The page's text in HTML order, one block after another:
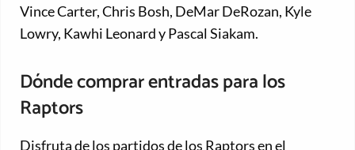
Vince Carter, Chris Bosh, DeMar DeRozan, Kyle
Lowry, Kawhi Leonard y Pascal Siakam.
Dónde comprar entradas para los
Raptors
Disfruta de los partidos de los Raptors en el